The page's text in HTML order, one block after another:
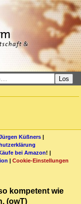
Los
Küßners |
bei Amazon! |
| Cookie-Einstellungen
kompetent wie
(owT)